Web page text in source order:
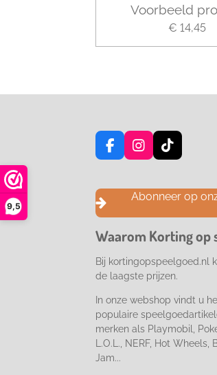
9,5
Voorbeeld
€ 14,45
F
a
e
o
k
I
n
t
a
g
a
T
i
T
o
k
Abonneer op
Waarom Korting op
Bij kortingopspeelgoed.nl
de laagste prijzen.
In onze webshop vindt u
populaire
merken als Playmobil,
L.O.L., NERF, Hot
Jam...